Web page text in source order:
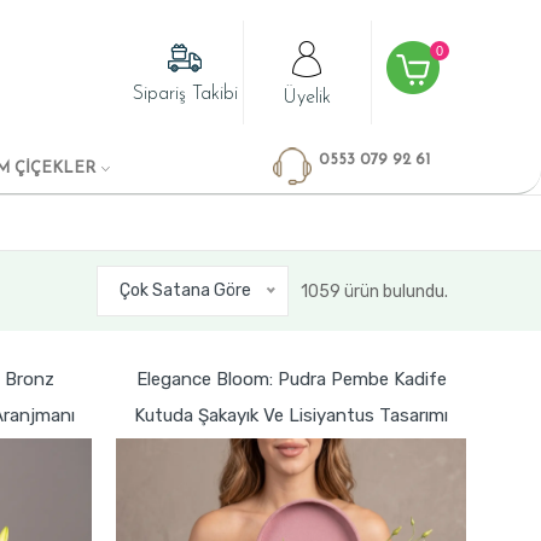
Sipariş Takibi Üyelik
0
ÇİÇEKLER
0553 079 92 61
Çok Satana Göre 1059 ürün bulundu.
Bronz
Elegance Bloom: Pudra Pembe Kadife
Kutuda Şakayık Ve Lisiyantus Tasarımı